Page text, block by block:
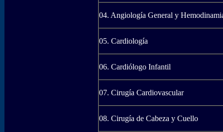
04. Angiología General y
05. Cardiología
06. Cardiólogo Infantil
07. Cirugía Cardiovascular
08. Cirugía de Cabeza y Cuello